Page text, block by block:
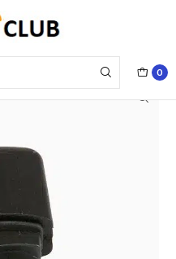
0
el rango de 800 MHZ para